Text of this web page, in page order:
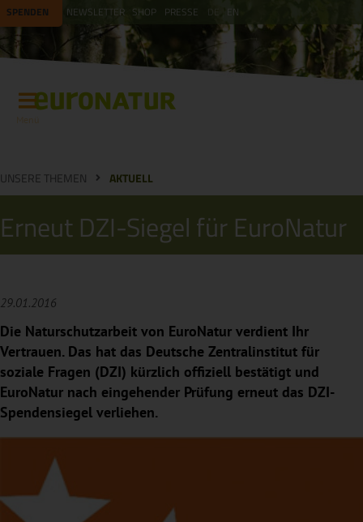
SPENDEN NEWSLETTER SHOP PRESSE EN
UNSERE THEMEN AKTUELL
Erneut DZI-Siegel für EuroNatur
29.01.2016
Die Naturschutzarbeit von EuroNatur verdient Ihr
Vertrauen. Das hat das Deutsche Zentralinstitut für
soziale Fragen (DZI) kürzlich offiziell bestätigt und
EuroNatur nach eingehender Prüfung erneut das DZI-
Spendensiegel verliehen.